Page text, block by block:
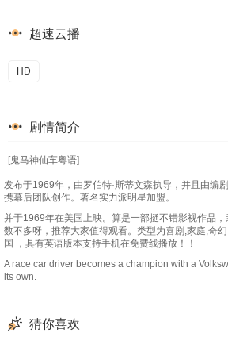
超速云播
HD
剧情简介
[鬼马神仙车粤语]
发布于1969年，由罗伯特·斯蒂文森执导，并且由编
携幕后团队创作。著名实力派明星加盟。
并于1969年在美国上映。算是一部挺不错影视作品
数不多呀，推荐大家值得观看。类型为喜剧,家庭,奇
国 ，具有英语版本支持手机在免费线播放！！
A race car driver becomes a champion with a
its own.
猜你喜欢